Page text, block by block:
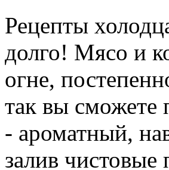
Рецепты
долго! Мясо и
огне,
так вы сможете
- ароматный,
залив чистовые